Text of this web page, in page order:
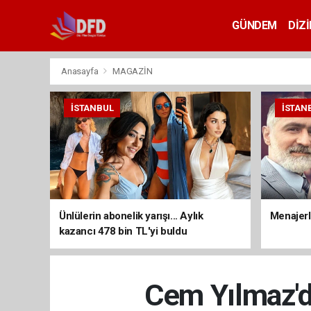
GÜNDEM
Anasayfa MAGAZİN
İSTANBUL
Ünlülerin abonelik yarışı... Aylık
kazancı 478 bin TL'yi buldu
Cem